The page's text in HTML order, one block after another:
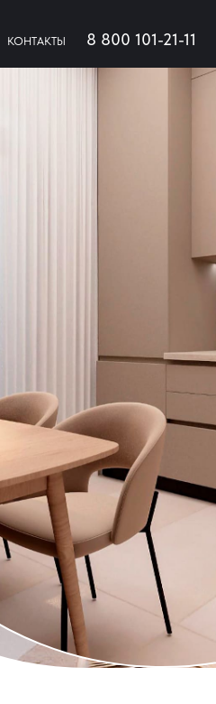
КОНТАКТЫ 8 800 101-21-11